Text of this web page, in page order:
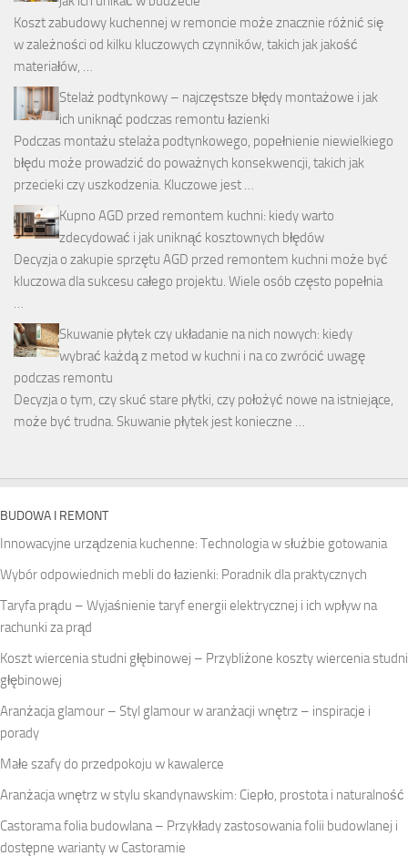
Koszt zabudowy kuchennej w remoncie może znacznie różnić się
w zależności od kilku kluczowych czynników, takich jak jakość
materiałów, …
Stelaż podtynkowy – najczęstsze błędy montażowe i jak
ich uniknąć podczas remontu łazienki
Podczas montażu stelaża podtynkowego, popełnienie niewielkiego
błędu może prowadzić do poważnych konsekwencji, takich jak
przecieki czy uszkodzenia. Kluczowe jest …
Kupno AGD przed remontem kuchni: kiedy warto
zdecydować i jak uniknąć kosztownych błędów
Decyzja o zakupie sprzętu AGD przed remontem kuchni może być
kluczowa dla sukcesu całego projektu. Wiele osób często popełnia
…
Skuwanie płytek czy układanie na nich nowych: kiedy
wybrać każdą z metod w kuchni i na co zwrócić uwagę
podczas remontu
Decyzja o tym, czy skuć stare płytki, czy położyć nowe na istniejące,
może być trudna. Skuwanie płytek jest konieczne …
BUDOWA I REMONT
Innowacyjne urządzenia kuchenne: Technologia w służbie gotowania
Wybór odpowiednich mebli do łazienki: Poradnik dla praktycznych
Taryfa prądu – Wyjaśnienie taryf energii elektrycznej i ich wpływ na
rachunki za prąd
Koszt wiercenia studni głębinowej – Przybliżone koszty wiercenia studni
głębinowej
Aranżacja glamour – Styl glamour w aranżacji wnętrz – inspiracje i
porady
Małe szafy do przedpokoju w kawalerce
Aranżacja wnętrz w stylu skandynawskim: Ciepło, prostota i naturalność
Castorama folia budowlana – Przykłady zastosowania folii budowlanej i
dostępne warianty w Castoramie